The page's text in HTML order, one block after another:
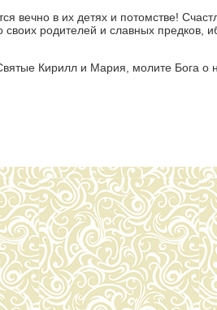
вечно в их детях и потомстве!
родителей и славных предков,
Кирилл и Мария, молите Бога о